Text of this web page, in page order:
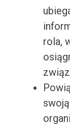
rola,